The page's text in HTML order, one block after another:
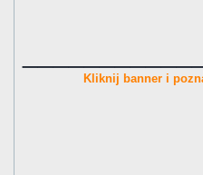
Kliknij banner i